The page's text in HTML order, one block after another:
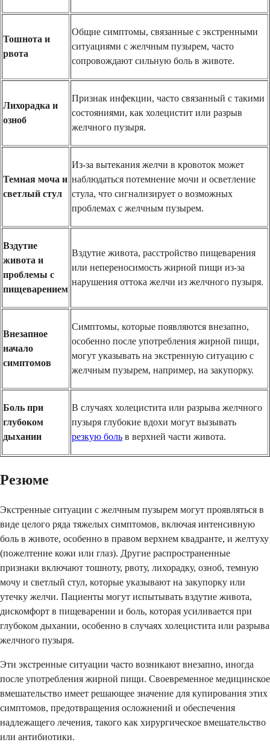
Тошнота и
рвота
Общие симптомы, связанные с экстренными
ситуациями с желчным пузырем, часто
сопровождают сильную боль в животе.
Лихорадка и
озноб
Признак инфекции, часто связанный с такими
состояниями, как холецистит или разрыв
желчного пузыря.
Темная моча и
светлый стул
Из-за вытекания желчи в кровоток может
наблюдаться потемнение мочи и осветление
стула, что сигнализирует о возможных
проблемах с желчным пузырем.
Вздутие
живота и
проблемы с
пищеварением
Вздутие живота, расстройство пищеварения
или непереносимость жирной пищи из-за
нарушения оттока желчи из желчного пузыря.
Внезапное
начало
симптомов
Симптомы, которые появляются внезапно,
особенно после употребления жирной пищи,
могут указывать на экстренную ситуацию с
желчным пузырем, например, на закупорку.
Боль при
глубоком
дыхании
В случаях холецистита или разрыва желчного
пузыря глубокие вдохи могут вызывать
резкую боль в верхней части живота.
Резюме
Экстренные ситуации с желчным пузырем могут проявляться в
виде целого ряда тяжелых симптомов, включая интенсивную
боль в животе, особенно в правом верхнем квадранте, и желтуху
(пожелтение кожи или глаз). Другие распространенные
признаки включают тошноту, рвоту, лихорадку, озноб, темную
мочу и светлый стул, которые указывают на закупорку или
утечку желчи. Пациенты могут испытывать вздутие живота,
дискомфорт в пищеварении и боль, которая усиливается при
глубоком дыхании, особенно в случаях холецистита или разрыва
желчного пузыря.
Эти экстренные ситуации часто возникают внезапно, иногда
после употребления жирной пищи. Своевременное медицинское
вмешательство имеет решающее значение для купирования этих
симптомов, предотвращения осложнений и обеспечения
надлежащего лечения, такого как хирургическое вмешательство
или антибиотики.